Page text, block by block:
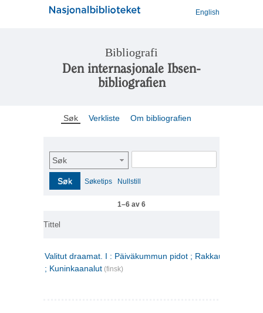
English
Bibliografi
Den internasjonale Ibsen-
bibliografien
Søk Verkliste Om bibliografien
Søk
Søk Søketips Nullstill
1–6 av 6
Tittel
Valitut draamat. I : Päiväkummun pidot ; Rakkauden
; Kuninkaanalut (finsk)